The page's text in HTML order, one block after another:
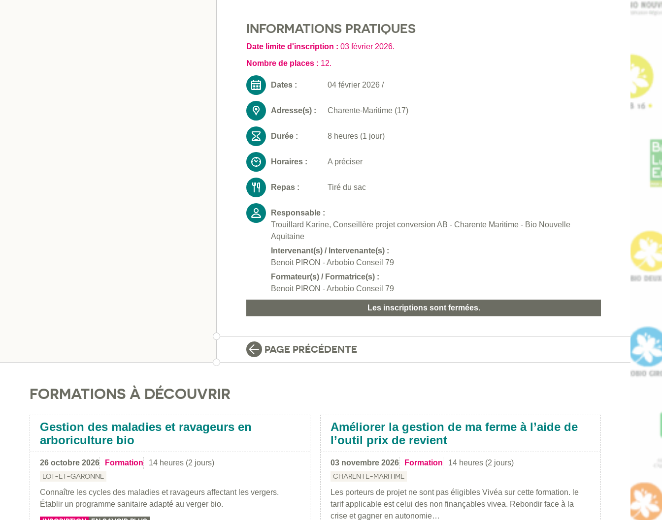
INFORMATIONS PRATIQUES
Date limite d'inscription : 03 février 2026.
Nombre de places : 12.
Dates : 04 février 2026 /
Adresse(s) : Charente-Maritime (17)
Durée : 8 heures (1 jour)
Horaires : A préciser
Repas : Tiré du sac
Responsable :
Trouillard Karine, Conseillère projet conversion AB - Charente Maritime - Bio Nouvelle
Aquitaine
Intervenant(s) / Intervenante(s) :
Benoit PIRON - Arbobio Conseil 79
Formateur(s) / Formatrice(s) :
Benoit PIRON - Arbobio Conseil 79
Les inscriptions sont fermées.
PAGE PRÉCÉDENTE
FORMATIONS À DÉCOUVRIR
Gestion des maladies et ravageurs en
arboriculture bio
26 octobre 2026 Formation 14 heures (2 jours)
LOT-ET-GARONNE
Connaître les cycles des maladies et ravageurs affectant les vergers.
Établir un programme sanitaire adapté au verger bio.
Améliorer la gestion de ma ferme à l’aide de
l’outil prix de revient
03 novembre 2026 Formation 14 heures (2 jours)
CHARENTE-MARITIME
Les porteurs de projet ne sont pas éligibles Vivéa sur cette formation. le
tarif applicable est celui des non finançables vivea. Rebondir face à la
crise et gagner en autonomie…